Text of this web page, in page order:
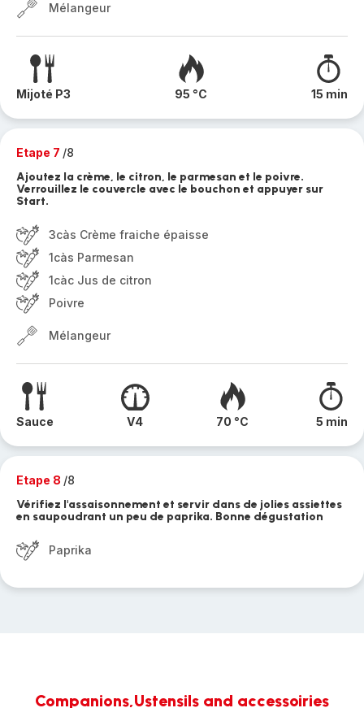
Mélangeur
Mijoté P3 95 °C 15 min
Etape 7 /8
Ajoutez la crème, le citron, le parmesan et le poivre.
Verrouillez le couvercle avec le bouchon et appuyer sur
Start.
3càs Crème fraiche épaisse
1càs Parmesan
1càc Jus de citron
Poivre
Mélangeur
Sauce V4 70 °C 5 min
Etape 8 /8
Vérifiez l'assaisonnement et servir dans de jolies assiettes
en saupoudrant un peu de paprika. Bonne dégustation
Paprika
Companions,Ustensils and accessoiries